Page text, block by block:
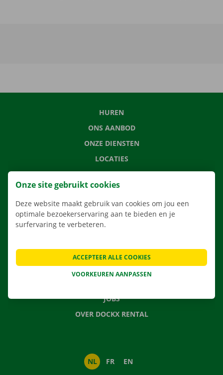
HUREN
ONS AANBOD
ONZE DIENSTEN
LOCATIES
APP
VERHUISOPLOSSINGEN
VEELGESTELDE VRAGEN
NIEUWS
JOBS
OVER DOCKX RENTAL
NL FR EN
Onze site gebruikt cookies
Deze website maakt gebruik van cookies om jou een
optimale bezoekerservaring aan te bieden en je
surfervaring te verbeteren.
VOORKEUREN AANPASSEN
ACCEPTEER ALLE COOKIES